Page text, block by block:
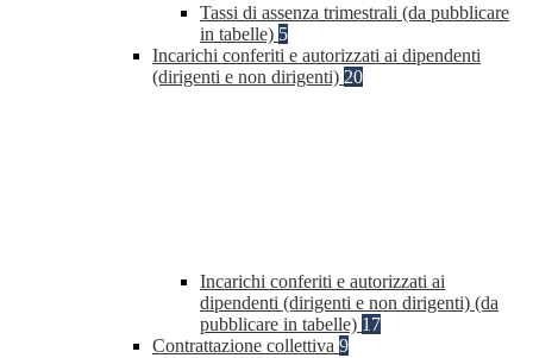
Tassi di assenza trimestrali (da pubblicare
in tabelle) 5
Incarichi conferiti e autorizzati ai dipendenti
(dirigenti e non dirigenti) 20
Incarichi conferiti e autorizzati ai
dipendenti (dirigenti e non dirigenti) (da
pubblicare in tabelle) 17
Contrattazione collettiva 9